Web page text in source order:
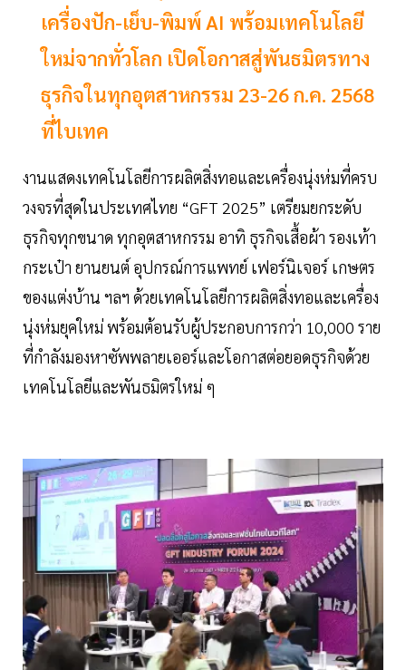
เครื่องปัก-เย็บ-พิมพ์ AI พร้อมเทคโนโลยี
ใหม่จากทั่วโลก เปิดโอกาสสู่พันธมิตรทาง
ธุรกิจในทุกอุตสาหกรรม 23-26 ก.ค. 2568
ที่ไบเทค
งานแสดงเทคโนโลยีการผลิตสิ่งทอและเครื่องนุ่งห่มที่ครบ
วงจรที่สุดในประเทศไทย “GFT 2025” เตรียมยกระดับ
ธุรกิจทุกขนาด ทุกอุตสาหกรรม อาทิ ธุรกิจเสื้อผ้า รองเท้า
กระเป๋า ยานยนต์ อุปกรณ์การแพทย์ เฟอร์นิเจอร์ เกษตร
ของแต่งบ้าน ฯลฯ ด้วยเทคโนโลยีการผลิตสิ่งทอและเครื่อง
นุ่งห่มยุคใหม่ พร้อมต้อนรับผู้ประกอบการกว่า 10,000 ราย
ที่กำลังมองหาซัพพลายเออร์และโอกาสต่อยอดธุรกิจด้วย
เทคโนโลยีและพันธมิตรใหม่ ๆ